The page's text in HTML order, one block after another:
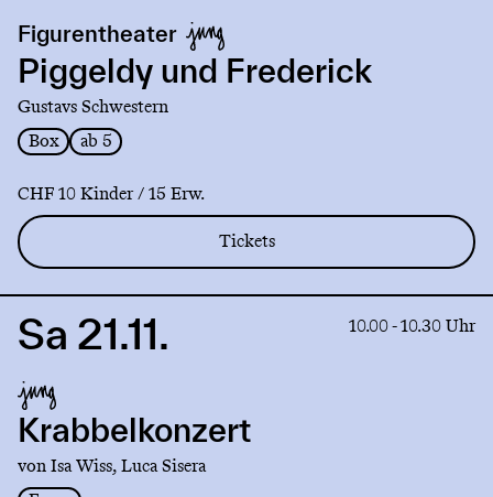
Piggeldy
und
Frederick
Figurentheater
Piggeldy und Frederick
Gustavs Schwestern
Box
ab 5
CHF 10 Kinder / 15 Erw.
Tickets
Link
Krabbelkonzert
Sa 21.11. 10.00 - 10.30 Uhr
Krabbelkonzert
von Isa Wiss, Luca Sisera